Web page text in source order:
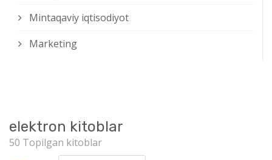
Mintaqaviy iqtisodiyot
Marketing
elektron kitoblar
50 Topilgan kitoblar